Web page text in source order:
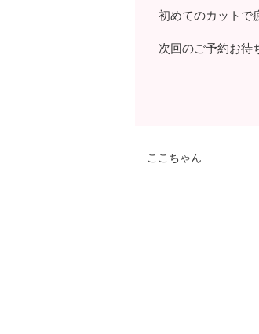
初めてのカットで
次回のご予約お待
ここちゃん